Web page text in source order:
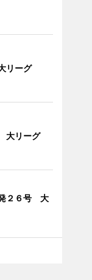
リーグ
大リーグ
２６号 大